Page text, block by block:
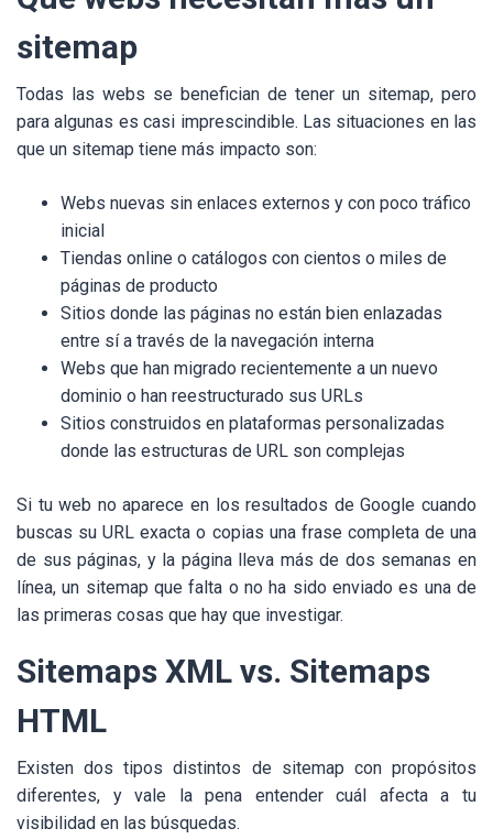
sitemap
Todas las webs se benefician de tener un sitemap, pero
para algunas es casi imprescindible. Las situaciones en las
que un sitemap tiene más impacto son:
Webs nuevas sin enlaces externos y con poco tráfico
inicial
Tiendas online o catálogos con cientos o miles de
páginas de producto
Sitios donde las páginas no están bien enlazadas
entre sí a través de la navegación interna
Webs que han migrado recientemente a un nuevo
dominio o han reestructurado sus URLs
Sitios construidos en plataformas personalizadas
donde las estructuras de URL son complejas
Si tu web no aparece en los resultados de Google cuando
buscas su URL exacta o copias una frase completa de una
de sus páginas, y la página lleva más de dos semanas en
línea, un sitemap que falta o no ha sido enviado es una de
las primeras cosas que hay que investigar.
Sitemaps XML vs. Sitemaps
HTML
Existen dos tipos distintos de sitemap con propósitos
diferentes, y vale la pena entender cuál afecta a tu
visibilidad en las búsquedas.